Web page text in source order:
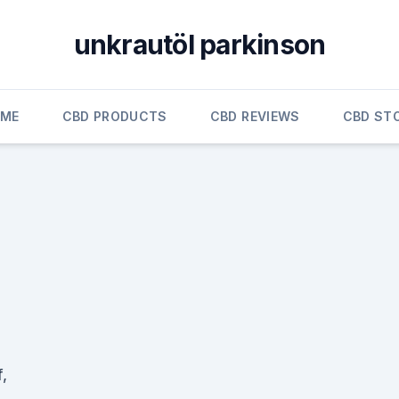
unkrautöl parkinson
CBD PRODUCTS CBD REVIEWS CBD